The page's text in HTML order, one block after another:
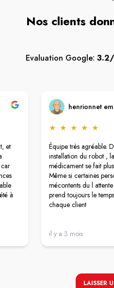
Nos clients
Evaluation Google:
et
à
henrionnet
★ ★ ★ ★ ★
Équipe très agréable.
installation du robot ,
médicament se fait
Même si certaines
mécontents du l
prend toujours le
chaque client
il y a 3 mois
LAISSER